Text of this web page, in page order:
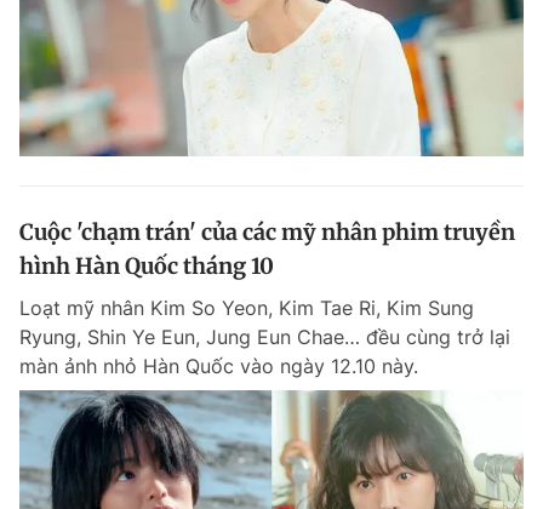
Sản phẩm khác
Tiện ích Bạn cần biết
Đọc Thanh Niên trên điện thoại
Cuộc 'chạm trán' của các mỹ nhân phim truyền
hình Hàn Quốc tháng 10
Loạt mỹ nhân Kim So Yeon, Kim Tae Ri, Kim Sung
Ryung, Shin Ye Eun, Jung Eun Chae… đều cùng trở lại
màn ảnh nhỏ Hàn Quốc vào ngày 12.10 này.